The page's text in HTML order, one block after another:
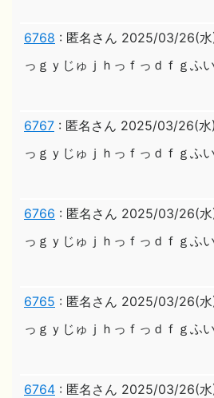
6768 : 匿名さん 2025/03/26(水
っｇｙじゅｊｈっｆっｄｆｇふい
6767 : 匿名さん 2025/03/26(水
っｇｙじゅｊｈっｆっｄｆｇふい
6766 : 匿名さん 2025/03/26(水
っｇｙじゅｊｈっｆっｄｆｇふい
6765 : 匿名さん 2025/03/26(水
っｇｙじゅｊｈっｆっｄｆｇふい
6764 : 匿名さん 2025/03/26(水